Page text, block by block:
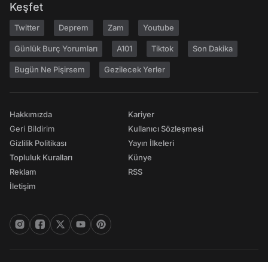
Keşfet
Twitter Deprem Zam Youtube
Günlük Burç Yorumları A101 Tiktok Son Dakika
Bugün Ne Pişirsem Gezilecek Yerler
Hakkımızda
Geri Bildirim
Gizlilik Politikası
Topluluk Kuralları
Reklam
İletişim
Kariyer
Kullanıcı Sözleşmesi
Yayın İlkeleri
Künye
RSS